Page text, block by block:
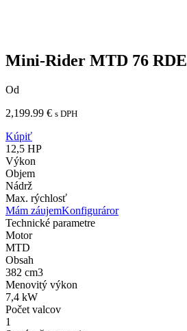
Mini-Rider MTD 76 RDE
Od
2,199.99 € s DPH
Kúpiť
12,5 HP
Výkon
Objem
Nádrž
Max. rýchlosť
Mám záujemKonfiguráror
Technické parametre
Motor
MTD
Obsah
382 cm3
Menovitý výkon
7,4 kW
Počet valcov
1